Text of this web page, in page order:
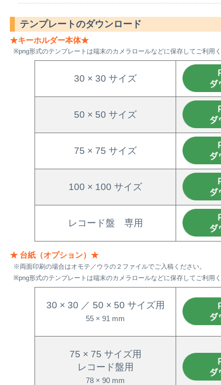
テンプレートのダウンロード
★キーホルダー本体★
※png形式のテンプレートは端末のカメラロールなどに保存してご利用
30 × 30 サイズ
50 × 50 サイズ
75 × 75 サイズ
100 × 100 サイズ
レコード盤 専用
★ 台紙（オプション）★
※両面印刷の場合はオモテ／ウラの２ファイルでご入稿ください。
※png形式のテンプレートは端末のカメラロールなどに保存してご利用
30 × 30 ／ 50 × 50 サイズ用
55 × 91 mm
75 × 75 サイズ用
レコード盤用
78 × 90 mm